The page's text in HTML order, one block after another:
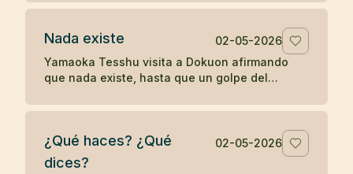
palabras sin despertar.
Nada existe
02-05-2026
Yamaoka Tesshu visita a Dokuon afirmando
que nada existe, hasta que un golpe del
con fuerza.
¿Qué haces? ¿Qué
dices?
02-05-2026